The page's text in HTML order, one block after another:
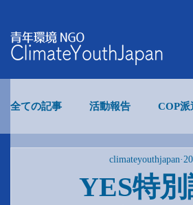
全ての記事 活動報告 COP派
COP事業
YES特
climateyouthjapan